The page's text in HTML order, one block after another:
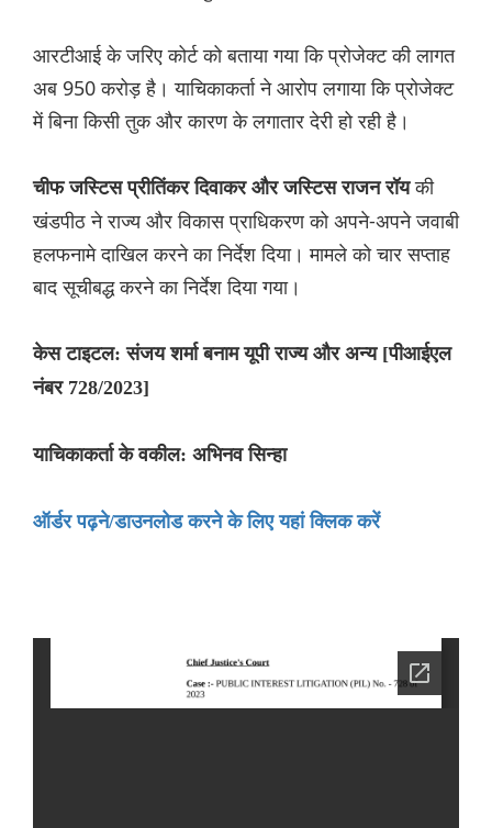
आरटीआई के जरिए कोर्ट को बताया गया कि प्रोजेक्ट की लागत
अब 950 करोड़ है। याचिकाकर्ता ने आरोप लगाया कि प्रोजेक्ट
में बिना किसी तुक और कारण के लगातार देरी हो रही है।
चीफ जस्टिस प्रीतिंकर दिवाकर और जस्टिस राजन रॉयकी
खंडपीठ ने राज्य और विकास प्राधिकरण को अपने-अपने जवाबी
हलफनामे दाखिल करने का निर्देश दिया। मामले को चार सप्ताह
बाद सूचीबद्ध करने का निर्देश दिया गया।
केस टाइटल: संजय शर्मा बनाम यूपी राज्य और अन्य [पीआईएल
नंबर 728/2023]
याचिकाकर्ता के वकील: अभिनव सिन्हा
ऑर्डर पढ़ने/डाउनलोड करने के लिए यहां क्लिक करें